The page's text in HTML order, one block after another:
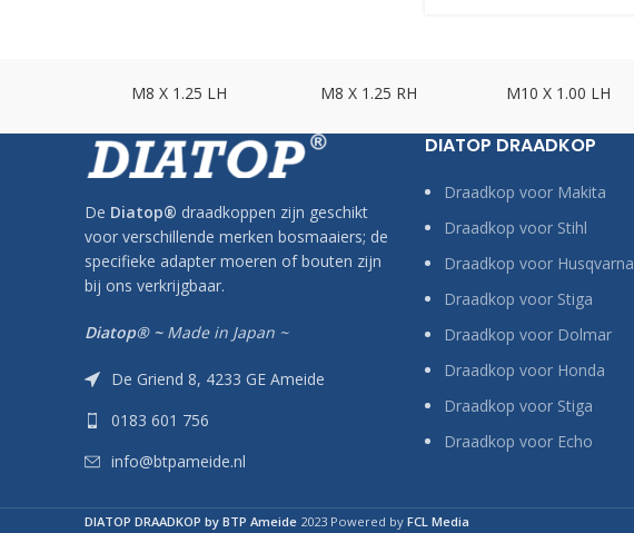
M8 X 1.25 LH M8 X 1.25 RH M10 X 1.00 LH
De Diatop® draadkoppen zijn geschikt
voor verschillende merken bosmaaiers; de
specifieke adapter moeren of bouten zijn
bij ons verkrijgbaar.
Diatop® ~ Made in Japan ~
De Griend 8, 4233 GE Ameide
0183 601 756
info@btpameide.nl
DIATOP DRAADKOP
Draadkop voor Makita
Draadkop voor Stihl
Draadkop voor Husqvarna
Draadkop voor Stiga
Draadkop voor Dolmar
Draadkop voor Honda
Draadkop voor Stiga
Draadkop voor Echo
DIATOP DRAADKOP by BTP Ameide 2023 Powered by FCL Media